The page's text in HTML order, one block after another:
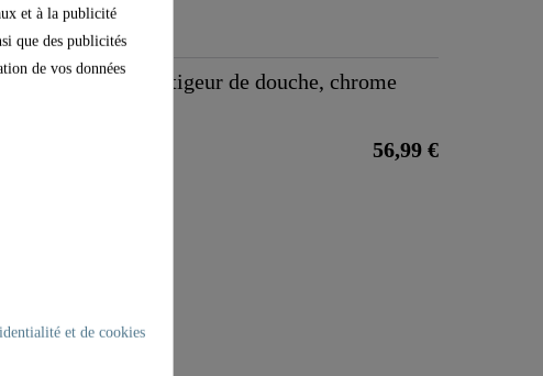
BATONI Mitigeur de douche, chrome
56,99 €
et à la publicité
que des publicités
de vos données
et de cookies